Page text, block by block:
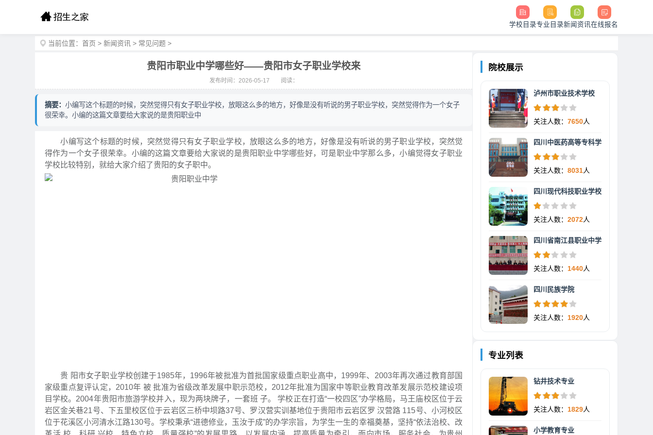
学校目录专业目录新闻资讯在线报名
当前位置： 首页 > 新闻资讯 > 常见问题 >
贵阳市职业中学哪些好——贵阳市女子职业学校来
发布时间：2026-05-17 阅读：
摘要： 小编写这个标题的时候，突然觉得只有女子职业学校，放眼这么多的地方，好像是没有听说的男子职业学校，突然觉得作为一个女子
很荣幸。小编的这篇文章要给大家说的是贵阳职业中
小编写这个标题的时候，突然觉得只有女子职业学校，放眼这么多的地方，好像是没有听说的男子职业学校，突然觉
得作为一个女子很荣幸。小编的这篇文章要给大家说的是贵阳职业中学哪些好，可是职业中学那么多，小编觉得女子职业
学校比较特别，就给大家介绍了贵阳的女子职中。
贵 阳市女子职业学校创建于1985年，1996年被批准为首批国家级重点职业高中，1999年、2003年再次通过教育部国
家级重点复评认定，2010年 被 批准为省级改革发展中职示范校，2012年批准为国家中等职业教育改革发展示范校建设项
目学校。2004年贵阳市旅游学校并入，现为两块牌子，一套班 子。 学校正在打造“一校四区”办学格局，马王庙校区位于云
岩区金关巷21号、下五里校区位于云岩区三桥中坝路37号、罗汉营实训基地位于贵阳市云岩区罗 汉营路 115号、小河校区
位于花溪区小河清水江路130号。学校秉承“进德修业，玉汝于成”的办学宗旨，为学生一生的幸福奠基，坚持“依法治校、改
院校展示
泸州市职业技术学校
关注人数： 7650人
四川中医药高等专科学
关注人数： 8031人
四川现代科技职业学校
关注人数： 2072人
四川省南江县职业中学
关注人数： 1440人
四川民族学院
关注人数： 1920人
专业列表
钻井技术专业
关注人数： 1829人
小学教育专业